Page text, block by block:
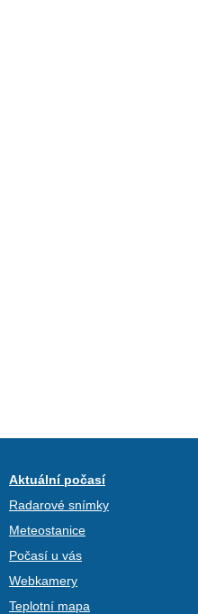
Aktuální počasí
Radarové snímky
Meteostanice
Počasí u vás
Webkamery
Teplotní mapa